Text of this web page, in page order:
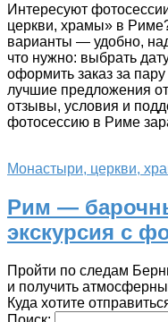
Интересуют
церкви, храмы» в
варианты — удобно,
что нужно: выбрать
оформить заказ за
лучшие предложения
отзывы, условия и
фотосессию в Риме
Монастыри, церкви,
Рим —
экскурсия с
Пройти по следам
и получить
Куда хотите